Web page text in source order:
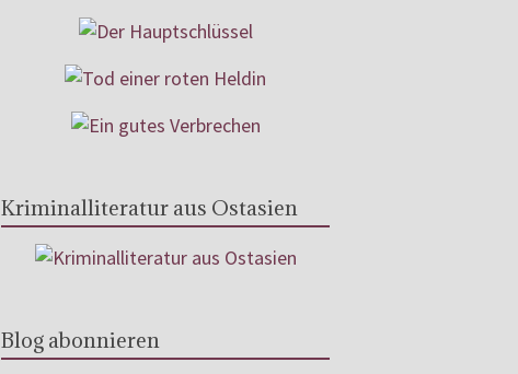
Kriminalliteratur aus Ostasien
Blog abonnieren